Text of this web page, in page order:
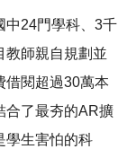
中24門學科、3千
教師親自規劃並
借閱超過30萬本
合了最夯的AR擴
學生害怕的科